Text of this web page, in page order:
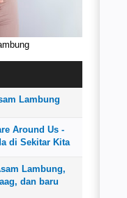
Lambung
Around Us -
di Sekitar Kita
Lambung,
dan baru